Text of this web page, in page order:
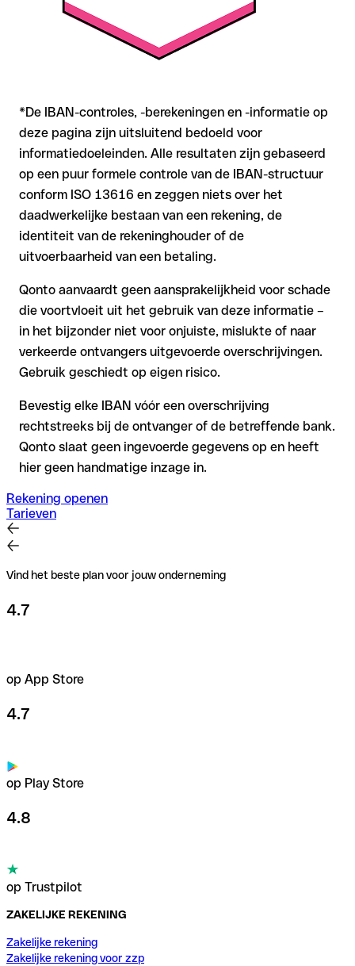
*De IBAN-controles, -berekeningen en -informatie op
deze pagina zijn uitsluitend bedoeld voor
informatiedoeleinden. Alle resultaten zijn gebaseerd
op een puur formele controle van de IBAN-structuur
conform ISO 13616 en zeggen niets over het
daadwerkelijke bestaan van een rekening, de
identiteit van de rekeninghouder of de
uitvoerbaarheid van een betaling.
Qonto aanvaardt geen aansprakelijkheid voor schade
die voortvloeit uit het gebruik van deze informatie –
in het bijzonder niet voor onjuiste, mislukte of naar
verkeerde ontvangers uitgevoerde overschrijvingen.
Gebruik geschiedt op eigen risico.
Bevestig elke IBAN vóór een overschrijving
rechtstreeks bij de ontvanger of de betreffende bank.
Qonto slaat geen ingevoerde gegevens op en heeft
hier geen handmatige inzage in.
Rekening openen
Tarieven
Vind het beste plan voor jouw onderneming
4.7
op App Store
4.7
op Play Store
4.8
op Trustpilot
ZAKELIJKE REKENING
Zakelijke rekening
Zakelijke rekening voor zzp